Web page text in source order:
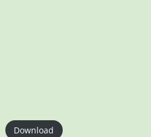
Download